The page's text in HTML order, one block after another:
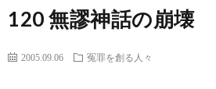
120 無謬神話の崩壊
2005.09.06 冤罪を創る人々